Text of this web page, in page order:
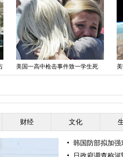
美国一高中枪击事件致一学生死
枪手丧生
财经 文化
韩国防部拟加